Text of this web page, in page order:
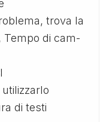
trova la
Tempo di cam­
di testi